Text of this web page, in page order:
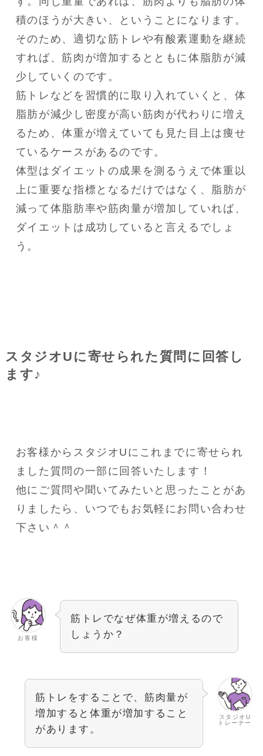
積のほうが大きい、ということになります。
そのため、適切な筋トレや有酸素運動を継続
すれば、筋肉が増加するとともに体脂肪が減
少していくのです。
筋トレなどを習慣的に取り入れていくと、体
脂肪が減少し密度が高い筋肉が代わりに増え
るため、体重が増えていても見た目上は痩せ
ているケースがあるのです。
体型はダイエットの成果を測るうえで体重以
上に重要な指標となるだけではなく、脂肪が
減って体脂肪率や筋肉量が増加していれば、
ダイエットは成功していると言えるでしょ
う。
スタジオUに寄せられた質問に回答し
ます♪
お客様からスタジオUにこれまでに寄せられ
ました質問の一部に回答いたします！
他にご質問や聞いてみたいと思ったことがあ
りましたら、いつでもお気軽にお問い合わせ
下さい＾＾
お客様
筋トレでなぜ体重が増えるので
しょうか？
スタジオU
トレーナー
筋トレをすることで、筋肉量が
増加すると体重が増加すること
があります。